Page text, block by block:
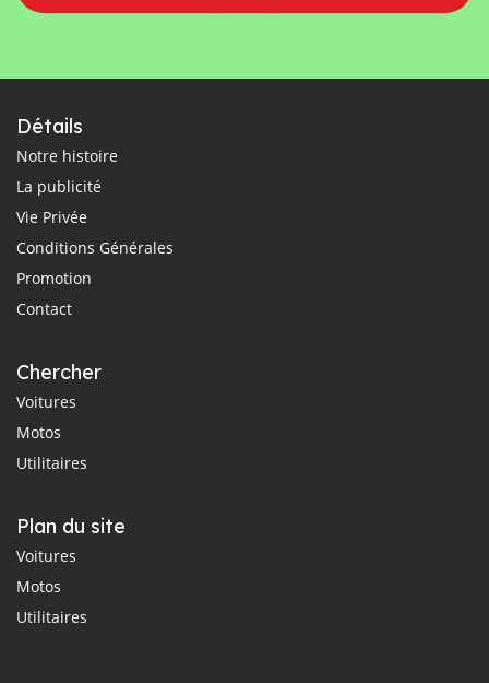
Détails
Notre histoire
La publicité
Vie Privée
Conditions Générales
Promotion
Contact
Chercher
Voitures
Motos
Utilitaires
Plan du site
Voitures
Motos
Utilitaires